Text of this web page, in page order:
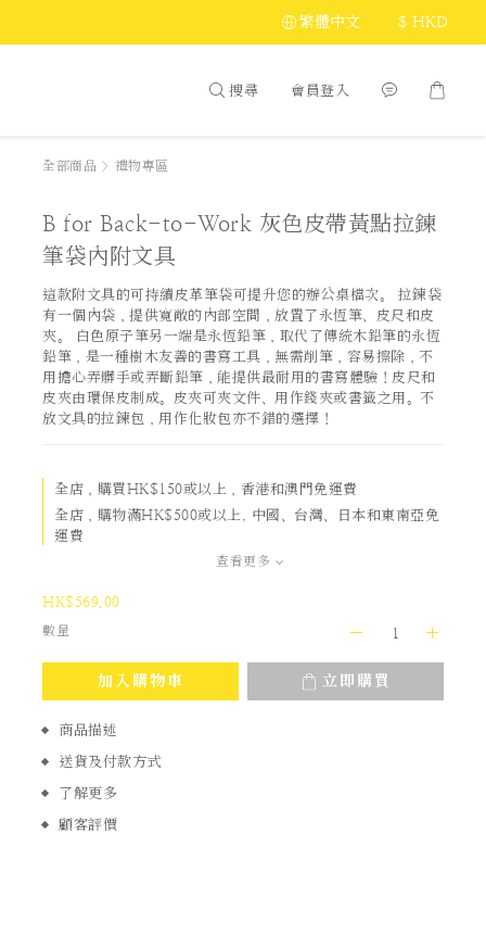
繁體中文 $ HKD
搜尋 會員登入
全部商品 > 禮物專區
B for Back-to-Work 灰色皮帶黃點拉鍊
筆袋內附文具
這款附文具的可持續皮革筆袋可提升您的辦公桌檔次。 拉鍊袋
有一個內袋，提供寬敞的內部空間，放置了永恆筆、皮尺和皮
夾。 白色原子筆另一端是永恆鉛筆，取代了傳統木鉛筆的永恆
鉛筆，是一種樹木友善的書寫工具，無需削筆，容易擦除，不
用擔心弄髒手或弄斷鉛筆，能提供最耐用的書寫體驗！皮尺和
皮夾由環保皮制成。皮夾可夾文件、用作錢夾或書籤之用。不
放文具的拉鍊包，用作化妝包亦不錯的選擇！
全店，購買HK$150或以上，香港和澳門免運費
全店，購物滿HK$500或以上, 中國、台灣、日本和東南亞免
運費
查看更多
HK$569.00
數量
加入購物車 立即購買
商品描述
送貨及付款方式
了解更多
顧客評價